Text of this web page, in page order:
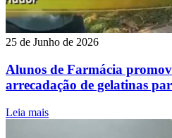
25 de Junho de 2026
Alunos de Farmácia
arrecadação de gelatinas
Leia mais